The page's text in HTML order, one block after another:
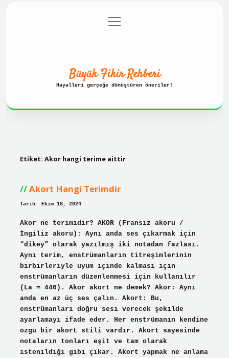
Gizlilik Politikası
menüyü
aç
Büyük Fikir Rehberi
Hayalleri gerçeğe dönüştüren öneriler!
Etiket: Akor hangi terime aittir
Akort Hangi Terimdir
Tarih: Ekim 18, 2024
Akor ne terimidir? AKOR (Fransız akoru /
İngiliz akoru): Aynı anda ses çıkarmak için
“dikey” olarak yazılmış iki notadan fazlası.
Aynı terim, enstrümanların titreşimlerinin
birbirleriyle uyum içinde kalması için
enstrümanların düzenlenmesi için kullanılır
(La = 440). Akor akort ne demek? Akor: Aynı
anda en az üç ses çalın. Akort: Bu,
enstrümanları doğru sesi verecek şekilde
ayarlamayı ifade eder. Her enstrümanın kendine
özgü bir akort stili vardır. Akort sayesinde
notaların tonları eşit ve tam olarak
istenildiği gibi çıkar. Akort yapmak ne anlama